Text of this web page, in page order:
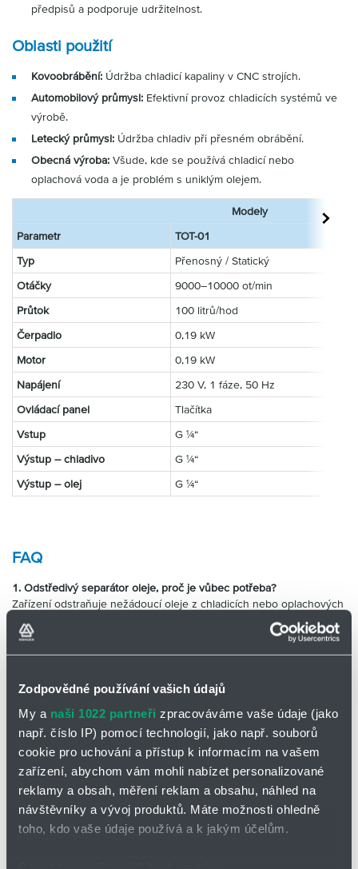
Zodpovědné používání vašich údajů
My a naši 1022 partneři zpracováváme vaše údaje (jako
např. číslo IP) pomocí technologií, jako např. souborů
cookie pro uchování a přístup k informacím na vašem
zařízení, abychom vám mohli nabízet personalizované
reklamy a obsah, měření reklam a obsahu, náhled na
návštěvníky a vývoj produktů. Máte možnosti ohledně
toho, kdo vaše údaje používá a k jakým účelům.
předpisů a podporuje udržitelnost.
Oblasti použití
Kovoobrábění: Údržba chladicí kapaliny v CNC strojích.
Automobilový průmysl: Efektivní provoz chladicích systémů ve
výrobě.
Letecký průmysl: Údržba chladiv při přesném obrábění.
Obecná výroba: Všude, kde se používá chladicí nebo
oplachová voda a je problém s uniklým olejem.
Modely
Parametr
TOT-01
Typ
Přenosný / Statický
Otáčky
9000–10000 ot/min
Průtok
100 litrů/hod
Čerpadlo
0,19 kW
Motor
0,19 kW
Napájení
230 V, 1 fáze, 50 Hz
Ovládací panel
Tlačítka
Vstup
G ¼“
Výstup – chladivo
G ¼“
Výstup – olej
G ¼“
FAQ
1. Odstředivý separátor oleje, proč je vůbec potřeba?
Zařízení odstraňuje nežádoucí oleje z chladicích nebo oplachových
systémů. Zlepšuje životnost kapaliny, omezuje růst bakterií,
zlepšuje obráběcí výkon a čistotu pracoviště.
mazací) a v závislosti na modelu i některé emulze.
3. Jak funguje?
Využívá odstředivou sílu, případně také gravitační separaci,
koalescenční média a sběr z povrchu kapalin v nádržích.
4. Jaké má přínosy?
Prodloužení životnosti chladiva
Nižší náklady na výměnu a likvidaci